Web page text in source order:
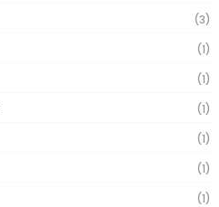
(3)
(1)
(1)
(1)
(1)
(1)
(1)